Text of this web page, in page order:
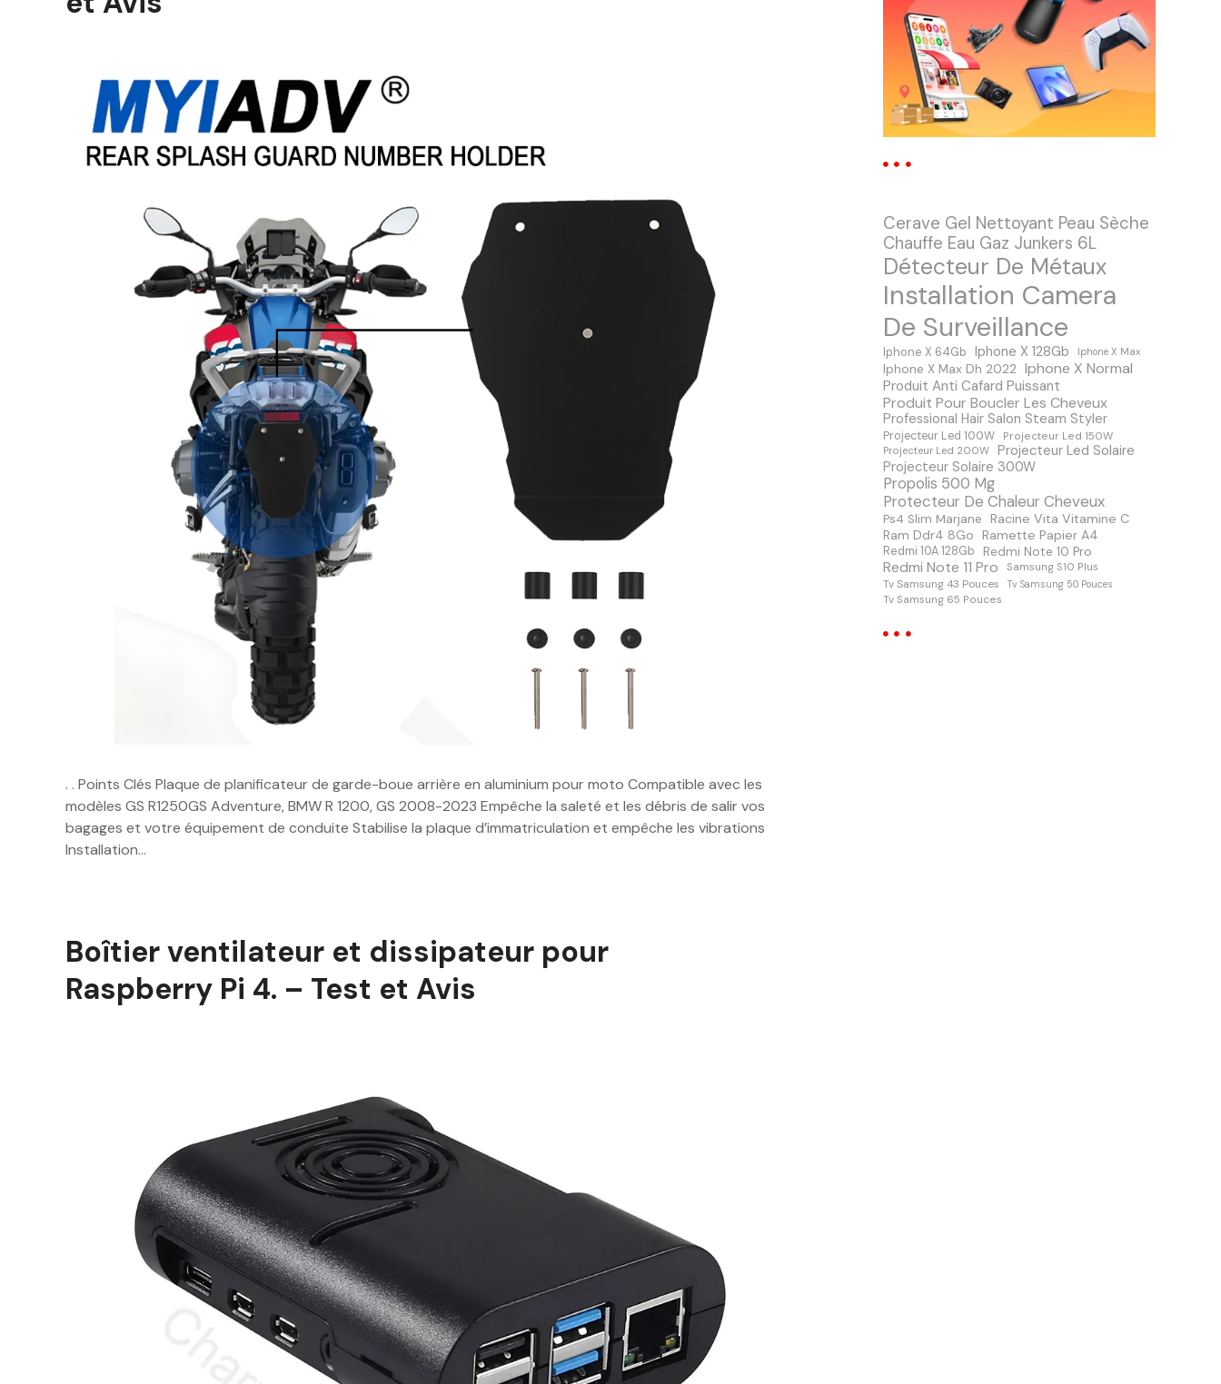
. . Points Clés Plaque de planificateur de garde-boue arrière en aluminium pour moto Compatible avec les
modèles GS R1250GS Adventure, BMW R 1200, GS 2008-2023 Empêche la saleté et les débris de salir vos
bagages et votre équipement de conduite Stabilise la plaque d’immatriculation et empêche les vibrations
Installation…
Boîtier ventilateur et dissipateur pour
Raspberry Pi 4. – Test et Avis
Cerave Gel Nettoyant Peau Sèche
Chauffe Eau Gaz Junkers 6L
Détecteur De Métaux
Installation Camera
De Surveillance
Iphone X 64Gb Iphone X 128Gb Iphone X Max
Iphone X Max Dh 2022 Iphone X Normal
Produit Anti Cafard Puissant
Produit Pour Boucler Les Cheveux
Professional Hair Salon Steam Styler
Projecteur Led 100W Projecteur Led 150W
Projecteur Led 200W Projecteur Led Solaire
Projecteur Solaire 300W
Propolis 500 Mg
Protecteur De Chaleur Cheveux
Ps4 Slim Marjane
Racine Vita Vitamine C
Ram Ddr4 8Go
Ramette Papier A4
Redmi 10A 128Gb Redmi Note 10 Pro
Redmi Note 11 Pro
Samsung S10 Plus
Tv Samsung 43 Pouces
Tv Samsung 50 Pouces
Tv Samsung 65 Pouces